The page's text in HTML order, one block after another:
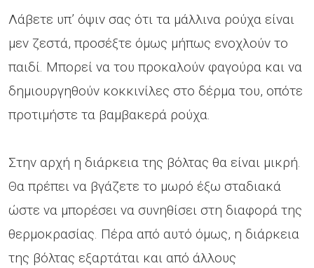
Λάβετε υπ’ όψιν σας ότι τα μάλλινα ρούχα είναι
μεν ζεστά, προσέξτε όμως μήπως ενοχλούν το
παιδί. Μπορεί να του προκαλούν φαγούρα και να
δημιουργηθούν κοκκινίλες στο δέρμα του, οπότε
προτιμήστε τα βαμβακερά ρούχα.
Στην αρχή η διάρκεια της βόλτας θα είναι μικρή.
Θα πρέπει να βγάζετε το μωρό έξω σταδιακά
ώστε να μπορέσει να συνηθίσει στη διαφορά της
θερμοκρασίας. Πέρα από αυτό όμως, η διάρκεια
της βόλτας εξαρτάται και από άλλους